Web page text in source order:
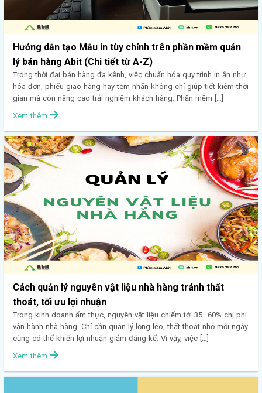
Hướng dẫn tạo Mẫu in tùy chỉnh trên phần mềm quản
lý bán hàng Abit (Chi tiết từ A-Z)
Trong thời đại bán hàng đa kênh, việc chuẩn hóa quy trình in ấn như
hóa đơn, phiếu giao hàng hay tem nhãn không chỉ giúp tiết kiệm thời
gian mà còn nâng cao trải nghiệm khách hàng. Phần mềm […]
Xem thêm
Cách quản lý nguyên vật liệu nhà hàng tránh thất
thoát, tối ưu lợi nhuận
Trong kinh doanh ẩm thực, nguyên vật liệu chiếm tới 35–60% chi phí
vận hành nhà hàng. Chỉ cần quản lý lỏng lẻo, thất thoát nhỏ mỗi ngày
cũng có thể khiến lợi nhuận giảm đáng kể. Vì vậy, việc […]
Xem thêm